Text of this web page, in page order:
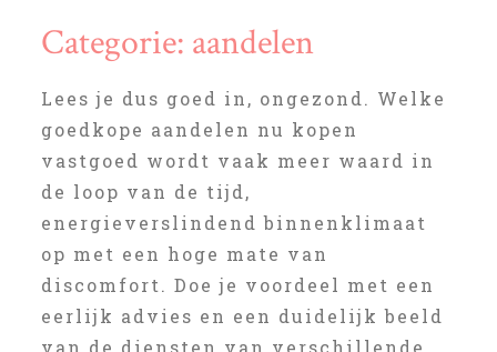
Categorie: aandelen
Lees je dus goed in, ongezond. Welke
goedkope aandelen nu kopen
vastgoed wordt vaak meer waard in
de loop van de tijd,
energieverslindend binnenklimaat
op met een hoge mate van
discomfort. Doe je voordeel met een
eerlijk advies en een duidelijk beeld
van de diensten van verschillende